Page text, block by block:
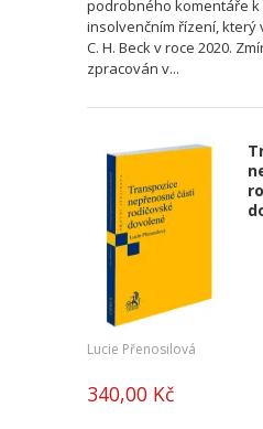
podrobného komentáře k
insolvenčním řízení, který
C. H. Beck v roce 2020.
zpracován v...
Lucie Přenosilová
340,00 Kč